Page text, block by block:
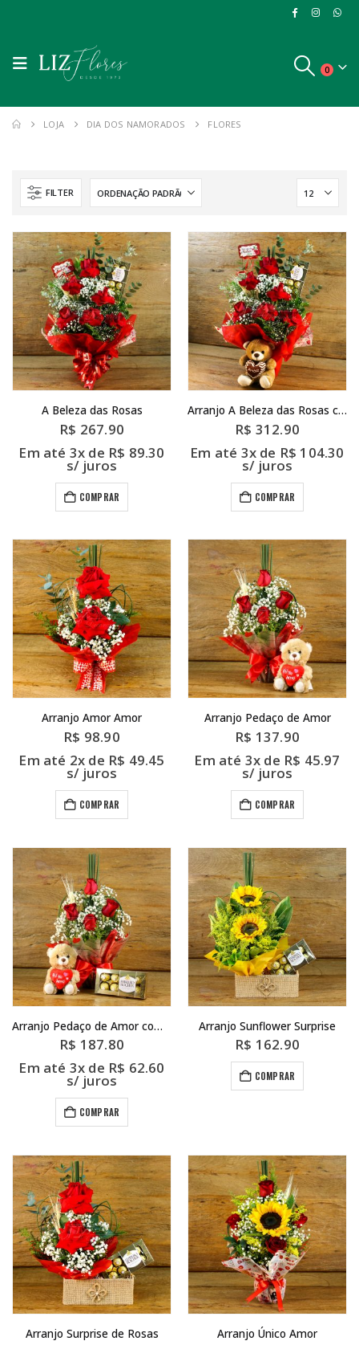
0
LOJA DIA DOS NAMORADOS FLORES
FILTER
A Beleza das Rosas
R$ 267.90
Em até 3x de R$ 89.30
s/ juros
COMPRAR
Arranjo A Beleza das Rosas com Pelucia
R$ 312.90
Em até 3x de R$ 104.30
s/ juros
COMPRAR
Arranjo Amor Amor
R$ 98.90
Em até 2x de R$ 49.45
s/ juros
COMPRAR
Arranjo Pedaço de Amor
R$ 137.90
Em até 3x de R$ 45.97
s/ juros
COMPRAR
Arranjo Pedaço de Amor com Ferrero
R$ 187.80
Em até 3x de R$ 62.60
s/ juros
COMPRAR
Arranjo Sunflower Surprise
R$ 162.90
COMPRAR
Arranjo Surprise de Rosas Arranjo Único Amor